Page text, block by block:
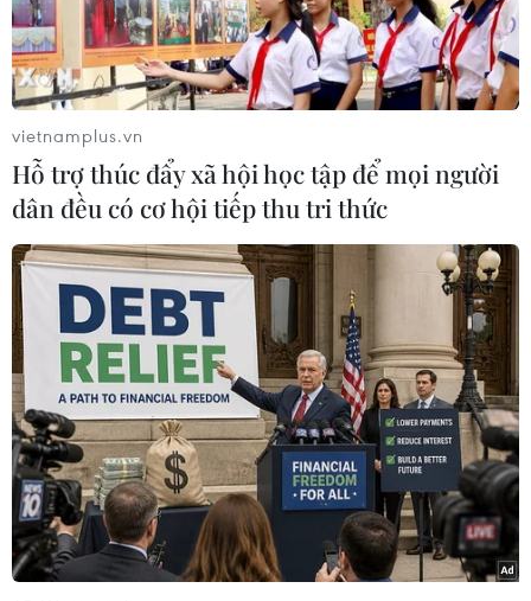
thư Trung ương Đảng, Trưởng Ban Tuyên giáo
và Dân vận Trung ương, Trưởng Ban Chỉ đạo
tổng kết các đề án của Ban Bí thư, làm Trưởng
đoàn đã có buổi làm việc với Tỉnh ủy Đồng Nai
về công tác dân tộc, tôn giáo.
Tham dự buổi làm việc có các thành viên Ban
Chỉ đạo, Tổ Biên tập các đề án của Ban Bí thư; Bí
thư Tỉnh ủy, Trưởng Đoàn đại biểu Quốc hội
tỉnh Đồng Nai Vũ Hồng Văn, cùng các đồng chí
trong Ban Thường vụ Tỉnh ủy và lãnh đạo các
sở, ban, ngành tỉnh.
Tại buổi làm việc, lãnh đạo Tỉnh ủy Đồng Nai đã
báo cáo khái quát tình hình thực hiện chủ
trương của Đảng, chính sách, pháp luật của Nhà
nước về lĩnh vực dân tộc, tôn giáo trên địa bàn
thời gian qua.
vietnamplus.vn
Hỗ trợ thúc đẩy xã hội học tập để mọi người
dân đều có cơ hội tiếp thu tri thức